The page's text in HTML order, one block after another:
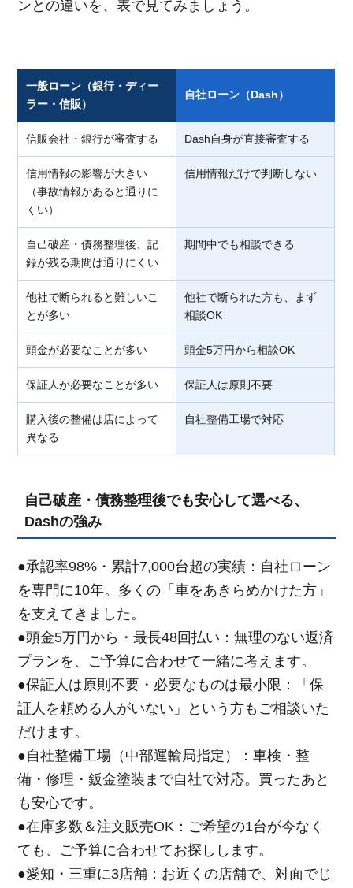
ンとの違いを、表で見てみましょう。
一般ローン（銀行・ディー
ラー・信販）
自社ローン（Dash）
信販会社・銀行が審査する Dash自身が直接審査する
信用情報の影響が大きい
（事故情報があると通りに
くい）
信用情報だけで判断しない
自己破産・債務整理後、記
録が残る期間は通りにくい
期間中でも相談できる
他社で断られると難しいこ
とが多い
他社で断られた方も、まず
相談OK
頭金が必要なことが多い 頭金5万円から相談OK
保証人が必要なことが多い 保証人は原則不要
購入後の整備は店によって
異なる
自社整備工場で対応
自己破産・債務整理後でも安心して選べる、
Dashの強み
●承認率98%・累計7,000台超の実績：自社ローン
を専門に10年。多くの「車をあきらめかけた方」
を支えてきました。
●頭金5万円から・最長48回払い：無理のない返済
プランを、ご予算に合わせて一緒に考えます。
●保証人は原則不要・必要なものは最小限：「保
証人を頼める人がいない」という方もご相談いた
だけます。
●自社整備工場（中部運輸局指定）：車検・整
備・修理・鈑金塗装まで自社で対応。買ったあと
も安心です。
●在庫多数＆注文販売OK：ご希望の1台が今なく
ても、ご予算に合わせてお探しします。
●愛知・三重に3店舗：お近くの店舗で、対面でじ